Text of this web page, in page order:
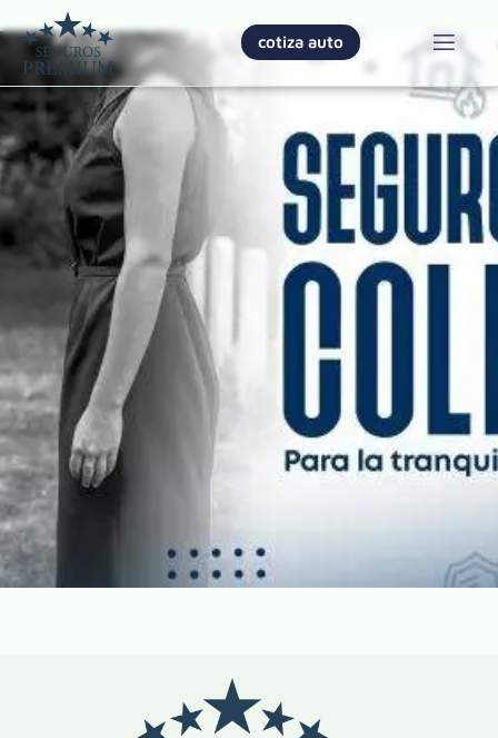
cotiza auto